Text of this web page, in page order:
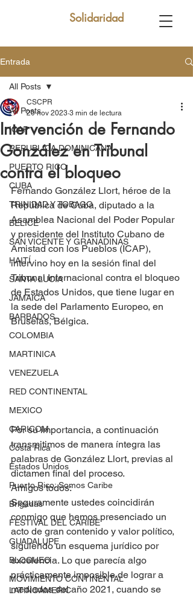
Solidaridad
Entrada
All Posts
ICAP
REPUBLICA DOMINICANA
PUERTO RICO
CUBA
TRINIDAD Y TOBAGO
BELICE
SAN VICENTE Y GRANADINAS
HAITÍ
SANTA LUCÍA
JAMAICA
BARBADOS
COLOMBIA
MARTINICA
VENEZUELA
RED CONTINENTAL
MEXICO
CARICOM
Costa Rica
Estados Unidos
Puerto Rico: Somos Caribe
Brigadas
FESTIVAL DEL CARIBE
GUADALUPE
BLOQUEO
MOVIMIENTO CONTINENTAL
LATINOAMERIC
All Posts
Intervención de Fernando
González en Tribunal
contra el bloqueo
CSCPR
20 nov 2023 3 min de lectura
Fernando González Llort, héroe de la
República de Cuba, diputado a la
Asamblea Nacional del Poder Popular
y presidente del Instituto Cubano de
Amistad con los Pueblos (ICAP),
intervino hoy en la sesión final del
Tribunal Internacional contra el bloqueo
de Estados Unidos, que tiene lugar en
la sede del Parlamento Europeo, en
Bruselas, Bélgica.
Por su importancia, a continuación
transmitimos de manera íntegra las
palabras de González Llort, previas al
dictamen final del proceso.
Amigos todos:
Seguramente ustedes coincidirán
conmigo que hemos presenciado un
acto de gran contenido y valor político,
siguiendo un esquema jurídico por
excelencia. Lo que parecía algo
prácticamente imposible de lograr a
mediados del año 2021, cuando se